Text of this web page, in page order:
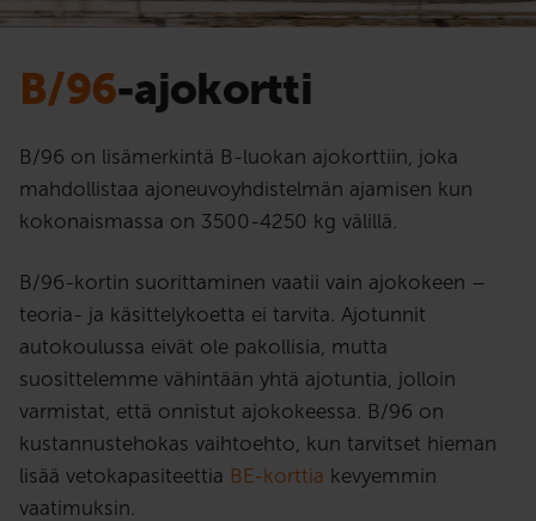
B/96-ajokortti
B/96 on lisämerkintä B-luokan ajokorttiin, joka
mahdollistaa ajoneuvoyhdistelmän ajamisen kun
kokonaismassa on 3500-4250 kg välillä.
B/96-kortin suorittaminen vaatii vain ajokokeen –
teoria- ja käsittelykoetta ei tarvita. Ajotunnit
autokoulussa eivät ole pakollisia, mutta
suosittelemme vähintään yhtä ajotuntia, jolloin
varmistat, että onnistut ajokokeessa. B/96 on
kustannustehokas vaihtoehto, kun tarvitset hieman
lisää vetokapasiteettia BE-korttia kevyemmin
vaatimuksin.